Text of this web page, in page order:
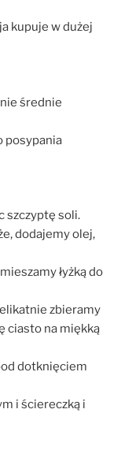
kupuje w dużej
średnie
posypania
szczyptę soli.
dodajemy olej,
łyżką do
zbieramy
ciasto na miękką
dotknięciem
i ściereczką i